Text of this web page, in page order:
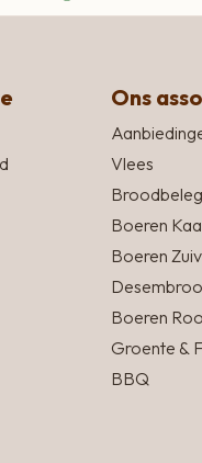
Ons
Vlees
Boeren
Boeren
Boeren
Groente &
BBQ